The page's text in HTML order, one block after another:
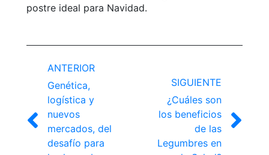
postre ideal para Navidad.
entre
publicaciones
ANTERIOR
Publicación
anterior:
Genética,
logística y
nuevos
mercados, del
desafío para
SIGUIENTE
Publicación
siguiente:
¿Cuáles son
los beneficios
de las
Legumbres en